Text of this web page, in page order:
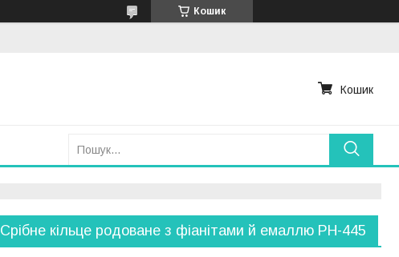
Кошик
Кошик
Срібне кільце родоване з фіанітами й емаллю РН-445